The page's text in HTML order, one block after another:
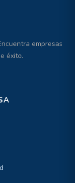
empresas
éxito.